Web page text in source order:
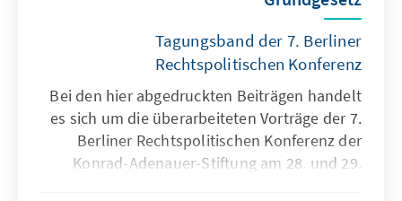
Tagungsband der 7. Berliner
Rechtspolitischen Konferenz
Bei den hier abgedruckten Beiträgen handelt
es sich um die überarbeiteten Vorträge der 7.
Berliner Rechtspolitischen Konferenz der
Konrad-Adenauer-Stiftung am 28. und 29.